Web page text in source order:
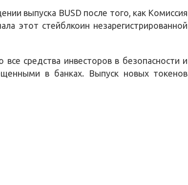
выпуска BUSD после того, как Комиссия
этот стейблкоин незарегистрированной
средства инвесторов в безопасности и
в банках. Выпуск новых токенов